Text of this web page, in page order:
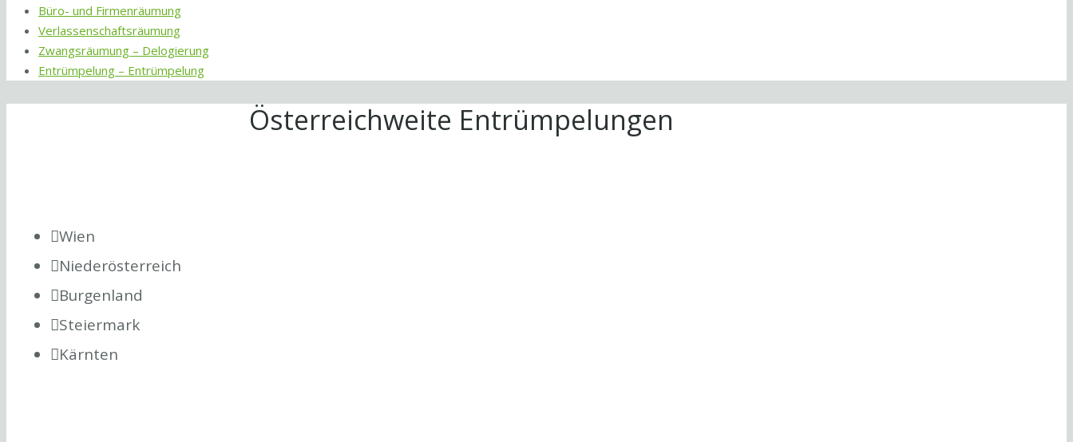
Büro- und Firmenräumung
Verlassenschaftsräumung
Zwangsräumung – Delogierung
Entrümpelung – Entrümpelung
Österreichweite Entrümpelungen
Wien
Niederösterreich
Burgenland
Steiermark
Kärnten